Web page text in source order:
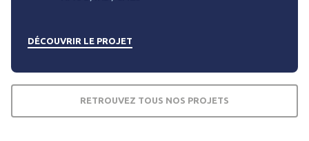
DÉCOUVRIR LE PROJET
RETROUVEZ TOUS NOS PROJETS